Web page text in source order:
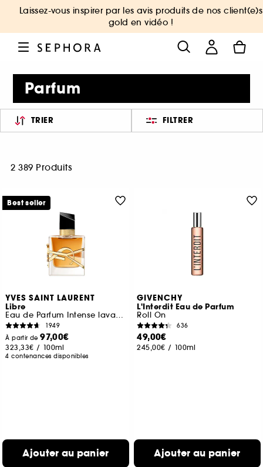
Laissez-vous inspirer par les avis produits de nos client(e)s
gold en vidéo !
Parfum
TRIER FILTRER
2 389 Produits
YVES SAINT LAURENT
Libre
Eau de Parfum Intense lavande florale rechargeable pour femme
1949
À partir de97,00€
323,33€ / 100ml
4 contenances disponibles
Ajouter au panier
Best seller
GIVENCHY
L'Interdit Eau de Parfum
Roll On
636
49,00€
245,00€ / 100ml
Ajouter au panier